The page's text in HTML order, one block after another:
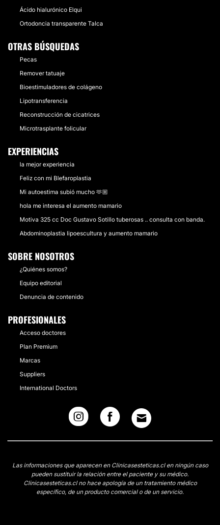
Ácido hialurónico Elqui
Ortodoncia transparente Talca
OTRAS BÚSQUEDAS
Pecas
Remover tatuaje
Bioestimuladores de colágeno
Lipotransferencia
Reconstrucción de cicatrices
Microtrasplante folicular
EXPERIENCIAS
la mejor experiencia
Feliz con mi Blefaroplastia
Mi autoestima subió mucho 🫶🏼
hola me interesa el aumento mamario
Motiva 325 cc Doc Gustavo Sotillo tuberosas .. consulta con banda.
Abdominoplastia lipoescultura y aumento mamario
SOBRE NOSOTROS
¿Quiénes somos?
Equipo editorial
Denuncia de contenido
PROFESIONALES
Acceso doctores
Plan Premium
Marcas
Suppliers
International Doctors
Las informaciones que aparecen en Clinicasesteticas.cl en ningún caso
pueden sustituir la relación entre el paciente y su médico.
Clinicasesteticas.cl no hace apología de un tratamiento médico
específico, de un producto comercial o de un servicio.